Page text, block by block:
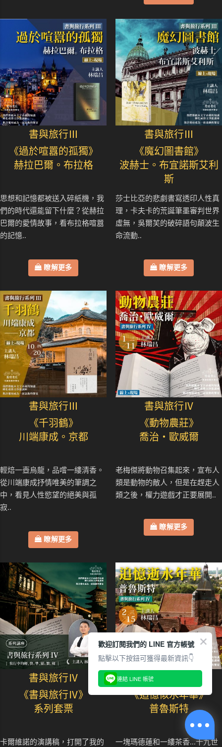
書與旅行Ⅲ
《過於喧囂的孤獨》
赫拉巴爾。布拉格
思想和記憶都被送入碎紙機，我
們的時代還能留下什麼？從赫拉
巴爾的愛情故事，看布拉格喧囂
的記憶..
瞭解更多
書與旅行Ⅲ
《魔幻圖書館》
波赫士。布宜諾斯艾利
斯
莎士比亞的悲劇書寫透印人性真
理，卡夫卡的荒誕筆墨審判世界
虛無，吳爾芙的破碎語句顛波生
命流動..
瞭解更多
書與旅行Ⅲ
《千羽鶴》
川端康成。京都
輕焙一壺烏龍，品嚐一縷清香。
從川端康成抒情唯美的筆調之
中，看見人性慾望的絕美與孤
寂..
瞭解更多
書與旅行Ⅳ
《動物農莊》
喬治・歐威爾
老梅傑將動物召集起來，宣布人
類是動物的敵人，但是在趕走人
類之後，權力遊戲才正要展開..
瞭解更多
書與旅行Ⅳ
《書與旅行Ⅳ》
系列套票
卡爾維諾的演講稿，打開了我的
書與旅行Ⅳ
《追憶似水年華》
普魯斯特
一塊瑪德蓮和一縷茶香...十九世
歡迎訂閱我們的 LINE 官方帳號
點擊以下按鈕可獲得最新資訊👇
連結 LINE 帳號